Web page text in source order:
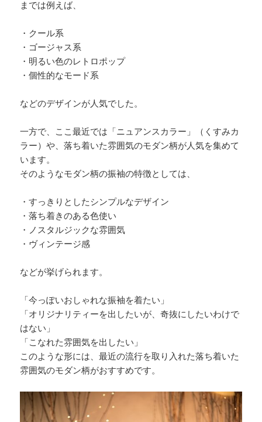
までは例えば、
・クール系
・ゴージャス系
・明るい色のレトロポップ
・個性的なモード系
などのデザインが人気でした。
一方で、ここ最近では「ニュアンスカラー」（くすみカ
ラー）や、落ち着いた雰囲気のモダン柄が人気を集めて
います。
そのようなモダン柄の振袖の特徴としては、
・すっきりとしたシンプルなデザイン
・落ち着きのある色使い
・ノスタルジックな雰囲気
・ヴィンテージ感
などが挙げられます。
「今っぽいおしゃれな振袖を着たい」
「オリジナリティーを出したいが、奇抜にしたいわけで
はない」
「こなれた雰囲気を出したい」
このような形には、最近の流行を取り入れた落ち着いた
雰囲気のモダン柄がおすすめです。